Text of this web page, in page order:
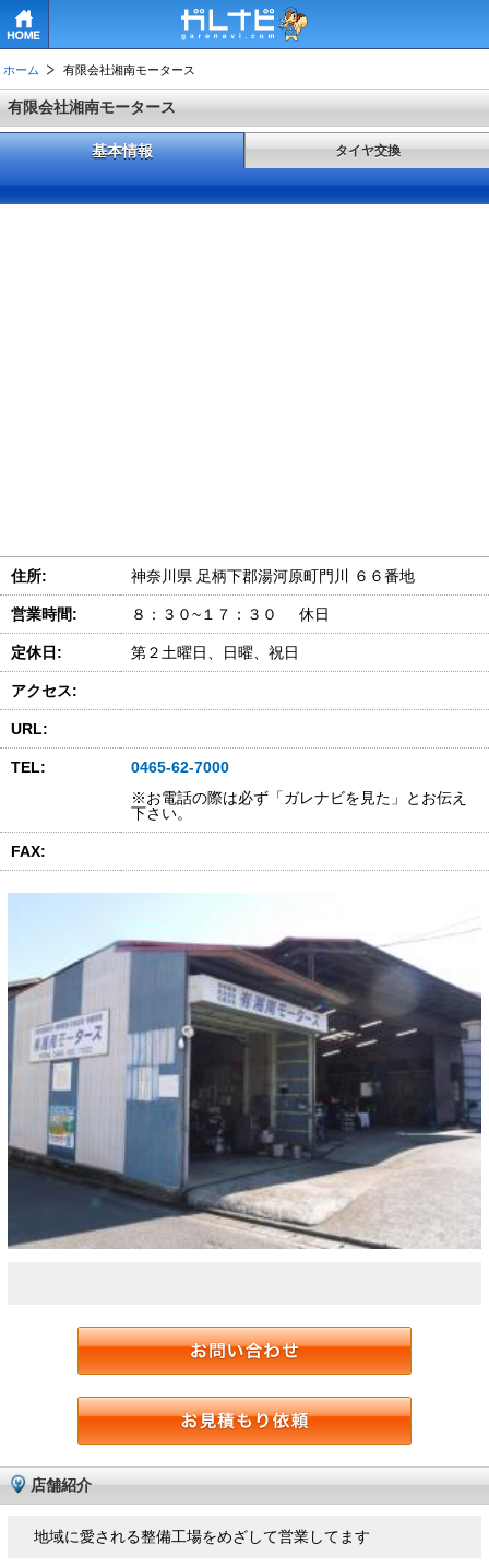
ホーム 有限会社湘南モータース
有限会社湘南モータース
基本情報 タイヤ交換
住所: 神奈川県 足柄下郡湯河原町門川 ６６番地
営業時間: ８：３０~１７：３０ 休日
定休日: 第２土曜日、日曜、祝日
アクセス:
URL:
TEL:
0465-62-7000
※お電話の際は必ず「ガレナビを見た」とお伝え
下さい。
FAX:
店舗紹介
地域に愛される整備工場をめざして営業してます